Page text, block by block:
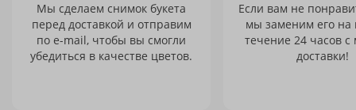
Мы сделаем снимок букета
перед доставкой и отправим
по e-mail, чтобы вы смогли
убедиться в качестве цветов.
Если вам не
мы заменим его на
течение 24 часов с
доставки!